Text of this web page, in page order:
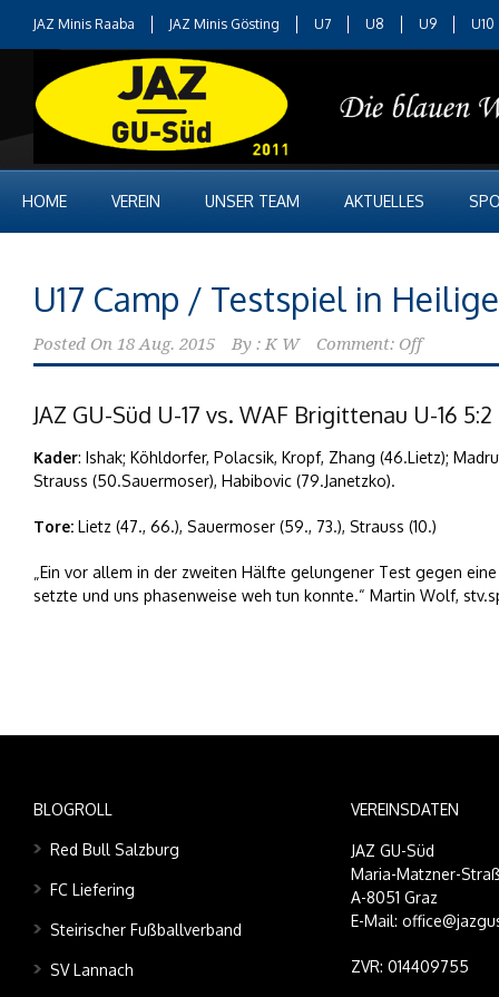
JAZ Minis Raaba JAZ Minis Gösting U7 U8 U9 U10
HOME VEREIN UNSER TEAM AKTUELLES
U17 Camp / Testspiel in
Posted On 18 Aug. 2015 By : K W Comment: Off
JAZ GU-Süd U-17 vs. WAF Brigittenau U-16 5:2
Kader: Ishak; Köhldorfer, Polacsik, Kropf, Zhang (46.Lietz);
Strauss (50.Sauermoser), Habibovic (79.Janetzko).
Tore: Lietz (47., 66.), Sauermoser (59., 73.), Strauss (10.)
„Ein vor allem in der zweiten Hälfte gelungener Test gegen
setzte und uns phasenweise weh tun konnte.“ Martin Wolf,
BLOGROLL
Red Bull Salzburg
FC Liefering
Steirischer Fußballverband
SV Lannach
VEREINSDATEN
JAZ GU-Süd
Maria-Matzner-
A-8051 Graz
E-Mail:
ZVR: 014409755